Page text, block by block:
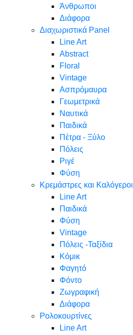
Άνθρωποι
Διάφορα
Διαχωριστικά Panel
Line Art
Abstract
Floral
Vintage
Ασπρόμαυρα
Γεωμετρικά
Ναυτικά
Παιδικά
Πέτρα - Ξύλο
Πόλεις
Ριγέ
Φύση
Κρεμάστρες και Καλόγεροι
Line Art
Παιδικά
Φύση
Vintage
Πόλεις -Ταξίδια
Κόμικ
Φαγητό
Φόντο
Ζωγραφική
Διάφορα
Ρολοκουρτίνες
Line Art